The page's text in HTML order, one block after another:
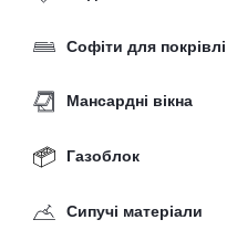
Софіти для покрівлі
Мансардні вікна
Газоблок
Сипучі матеріали